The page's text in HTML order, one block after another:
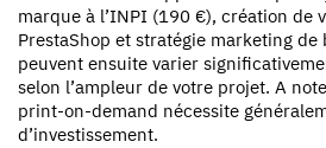
marque à l’INPI (190 €), création de
PrestaShop et stratégie marketing de
peuvent ensuite varier
selon l’ampleur de votre projet. A
print-on-demand nécessite
d’investissement.